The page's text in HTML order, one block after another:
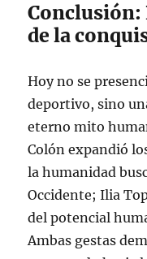
Conclusión:
de la
Hoy no se
deportivo, sino
eterno mito
Colón expandió
la humanidad
Occidente; Ilia
del potencial
Ambas gestas